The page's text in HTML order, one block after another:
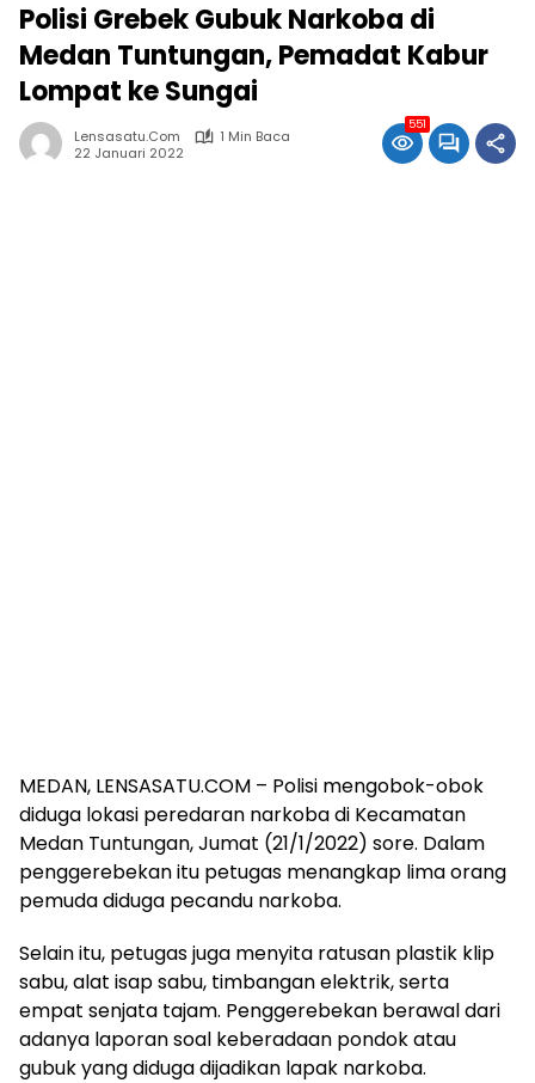
Polisi Grebek Gubuk Narkoba di
Medan Tuntungan, Pemadat Kabur
Lompat ke Sungai
Lensasatu.com
1 Min Baca
22 Januari 2022
551
MEDAN, LENSASATU.COM – Polisi mengobok-obok
diduga lokasi peredaran narkoba di Kecamatan
Medan Tuntungan, Jumat (21/1/2022) sore. Dalam
penggerebekan itu petugas menangkap lima orang
pemuda diduga pecandu narkoba.
Selain itu, petugas juga menyita ratusan plastik klip
sabu, alat isap sabu, timbangan elektrik, serta
empat senjata tajam. Penggerebekan berawal dari
adanya laporan soal keberadaan pondok atau
gubuk yang diduga dijadikan lapak narkoba.